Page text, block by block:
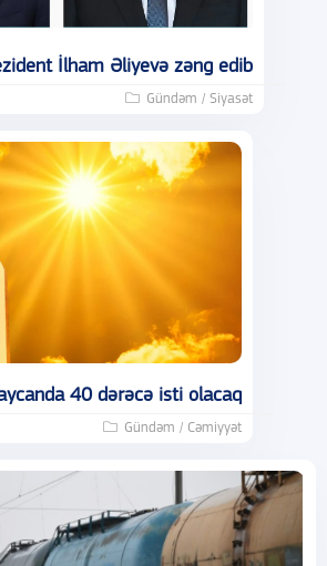
İlham Əliyevə zəng edib
Gündəm / Siyasət
40 dərəcə isti olacaq
Gündəm / Cəmiyyət